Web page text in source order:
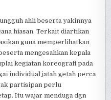
ahli beserta yakinnya
hiasan. Terkait diartikan
guna memperlihatkan
mengesahkan kepala
kegiatan koreografi pada
individual jatah getah perca
partisipan perlu
Itu wajar menduga dgn